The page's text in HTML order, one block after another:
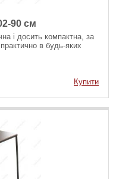
90 см
і досить компактна, за
в будь-яких
Купити